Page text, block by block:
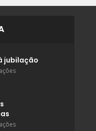
jubilação